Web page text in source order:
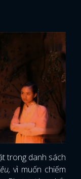
trong danh sách
vì muốn chiếm